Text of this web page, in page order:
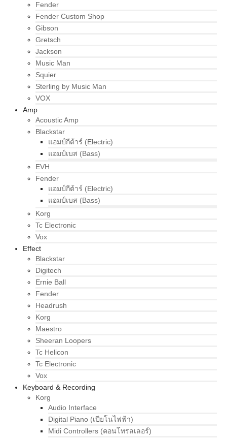
Fender
Fender Custom Shop
Gibson
Gretsch
Jackson
Music Man
Squier
Sterling by Music Man
VOX
Amp
Acoustic Amp
Blackstar
แอมป์กีต้าร์ (Electric)
แอมป์เบส (Bass)
EVH
Fender
แอมป์กีต้าร์ (Electric)
แอมป์เบส (Bass)
Korg
Tc Electronic
Vox
Effect
Blackstar
Digitech
Ernie Ball
Fender
Headrush
Korg
Maestro
Sheeran Loopers
Tc Helicon
Tc Electronic
Vox
Keyboard & Recording
Korg
Audio Interface
Digital Piano (เปียโนไฟฟ้า)
Midi Controllers (คอนโทรลเลอร์)